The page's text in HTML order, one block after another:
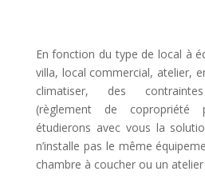
En fonction du type de local à
villa, local commercial, atelier,
climatiser, des contraintes
(règlement de copropriété
étudierons avec vous la
n’installe pas le même
chambre à coucher ou un